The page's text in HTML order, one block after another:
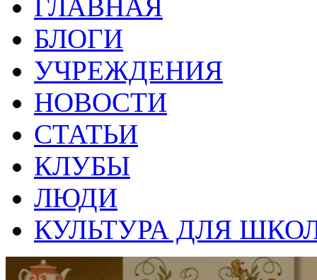
ГЛАВНАЯ
БЛОГИ
УЧРЕЖДЕНИЯ
НОВОСТИ
СТАТЬИ
КЛУБЫ
ЛЮДИ
КУЛЬТУРА ДЛЯ